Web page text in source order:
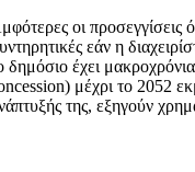
οι προσεγγίσεις
εάν η
δημόσιο έχει
μέχρι το 2052
της, εξηγούν